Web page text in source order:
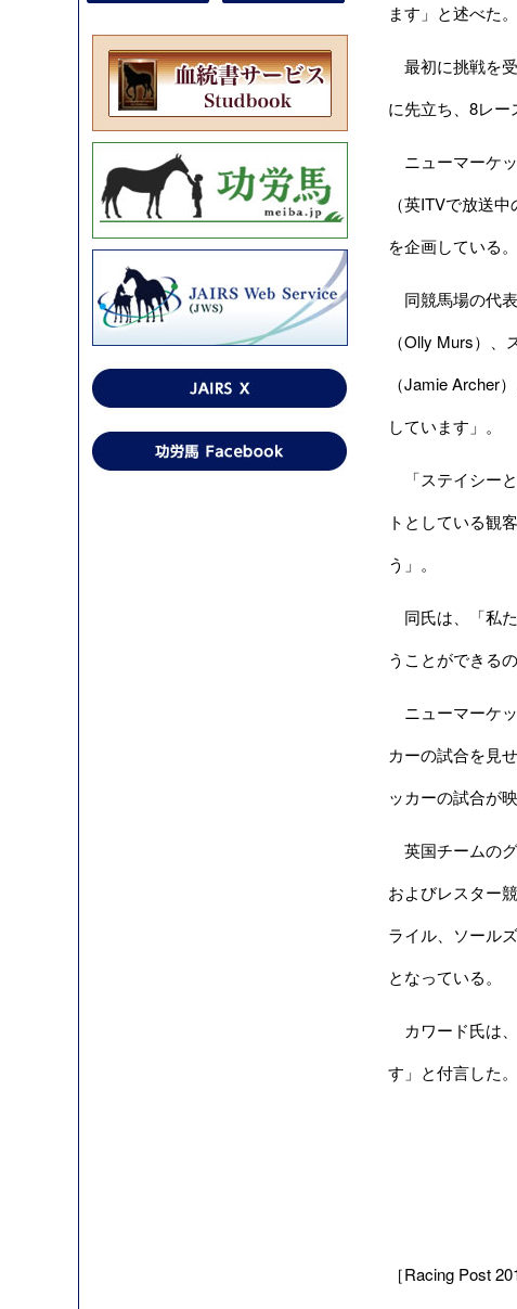
ます」と述べた。
最初に挑戦を
に先立ち、8レー
ニューマーケ
（英ITVで放送
を企画している。
同競馬場の代
（Olly Murs）
（Jamie Archer
しています」。
「ステイシー
トとしている観
う」。
同氏は、「私
うことができる
ニューマーケ
カーの試合を見
ッカーの試合が
英国チームの
およびレスター
ライル、ソール
となっている。
カワード氏は
す」と付言した。
［Racing Post